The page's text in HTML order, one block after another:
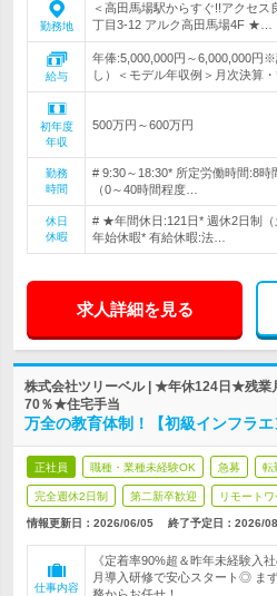
勤務地
＜高田馬場駅からすぐ!!アクセ
丁目3-12 アルク高田馬場4F ★…
給与
年俸:5,000,000円～6,000,000円
し）＜モデル年収例＞月次決算
初年度
年収
500万円～600万円
勤務
時間
# 9:30～18:30* 所定労働時間:8時
（0～40時間程度…
休日
休暇
# ★年間休日:121日* 週休2日制
年始休暇* 有給休暇:法…
求人詳細を見る
株式会社ツリーベル | ★年休124日★残
70％★住宅手当
万全の教育体制！【初級インフラ
正社員 職種・業種未経験OK 急募 転
完全週休2日制 第二新卒歓迎 リモート
情報更新日：2026/06/05 終了予定日： 2026/
仕事内容
《定着率90%超＆昨年未経験入
月導入研修で安心スタート◎ ま